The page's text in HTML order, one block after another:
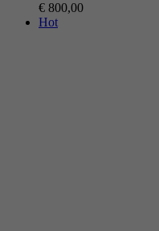
€ 800,00
Hot